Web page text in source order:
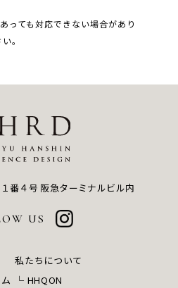
っても対応できない場合があり
。
番４号 阪急ターミナルビル内
US
私たちについて
HHQON